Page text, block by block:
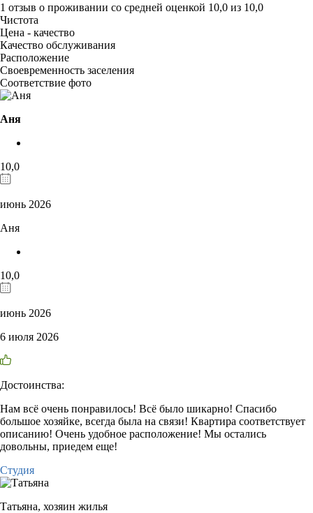
1 отзыв о проживании со средней оценкой 10,0 из 10,0
Чистота
Цена - качество
Качество обслуживания
Расположение
Своевременность заселения
Соответствие фото
Аня
10,0
июнь 2026
Аня
10,0
июнь 2026
6 июля 2026
Достоинства:
Нам всё очень понравилось! Всё было шикарно! Спасибо
большое хозяйке, всегда была на связи! Квартира соответствует
описанию! Очень удобное расположение! Мы остались
довольны, приедем еще!
Студия
Татьяна, хозяин жилья